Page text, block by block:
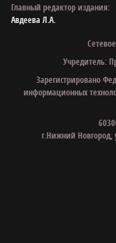
Главный редактор издания:
Авдеева Л.А.
Учредитель:
Зарегистрировано
информационных
г.Нижний Новгород,